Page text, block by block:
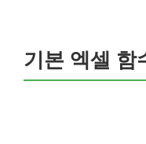
기본 엑셀 함